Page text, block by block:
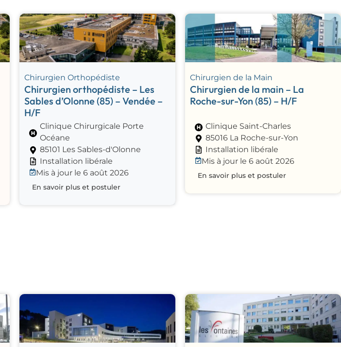
Chirurgien Orthopédiste
Chirurgien orthopédiste – Les
Sables d’Olonne (85) – Vendée –
H/F
Clinique Chirurgicale Porte
Océane
85101 Les Sables-d'Olonne
Installation libérale
Mis à jour le 6 août 2026
En savoir plus et postuler
Chirurgien de la Main
Chirurgien de la main – La
Roche-sur-Yon (85) – H/F
Clinique Saint-Charles
85016 La Roche-sur-Yon
Installation libérale
Mis à jour le 6 août 2026
En savoir plus et postuler